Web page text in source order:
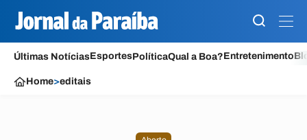
Últimas NotíciasEsportesPolíticaQual a Boa?Entretenimento
Home>editais